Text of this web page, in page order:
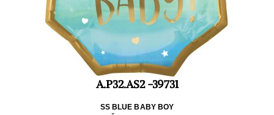
A.P32.AS2 -39731
SS BLUE BABY BOY